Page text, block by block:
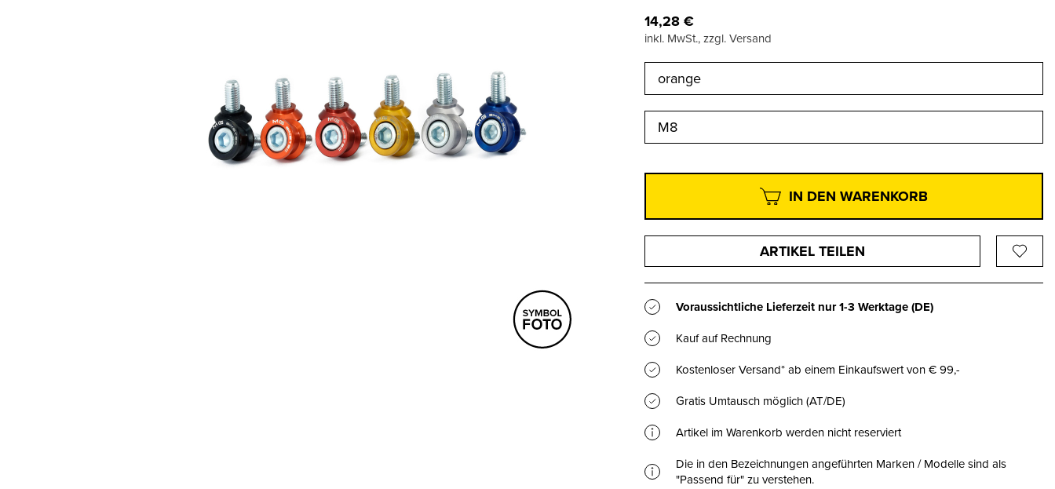
14,28€
inkl. MwSt., zzgl. Versand
orange
M8
IN DEN WARENKORB
ARTIKEL TEILEN
Voraussichtliche Lieferzeit nur1-3 Werktage(DE)
Kauf auf Rechnung
Kostenloser Versand* ab einem Einkaufswert von € 99,-
Gratis Umtausch möglich (AT/DE)
Artikel im Warenkorb werden nicht reserviert
Die in den Bezeichnungen angeführten Marken / Modelle sind als
"Passend für" zu verstehen.